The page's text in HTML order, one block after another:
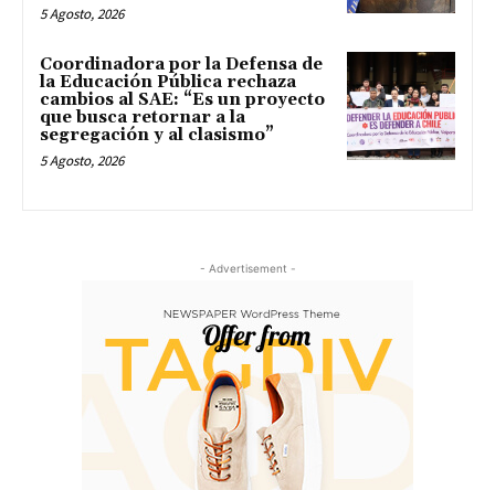
5 Agosto, 2026
Coordinadora por la Defensa de
la Educación Pública rechaza
cambios al SAE: “Es un proyecto
que busca retornar a la
segregación y al clasismo”
5 Agosto, 2026
- Advertisement -